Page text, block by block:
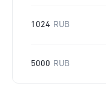
1024 RUB
5000 RUB